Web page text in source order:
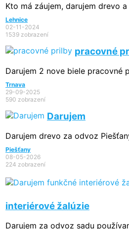
Kto má záujem, darujem drevo a
Lehnice
02-11-2024
1539 zobrazení
pracovné
Darujem 2 nove biele pracovné
Trnava
29-09-2025
590 zobrazení
Darujem
Darujem drevo za odvoz
Piešťany
08-05-2026
224 zobrazení
interiérové žalúzie
Darujem za odvoz sadu